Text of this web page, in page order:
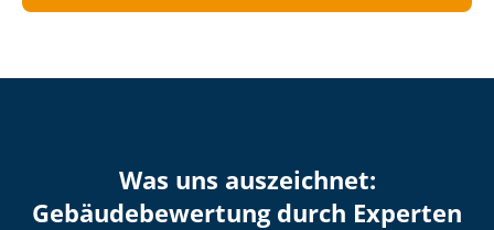
Was uns auszeichnet:
Ge­bäu­de­be­wer­tung durch Experten